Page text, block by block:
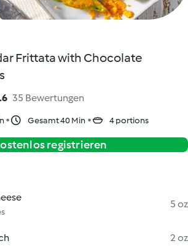
Frittata with Chocolate
35 Bewertungen
Gesamt 40 Min 4 portions
registrieren
5 oz
2 oz